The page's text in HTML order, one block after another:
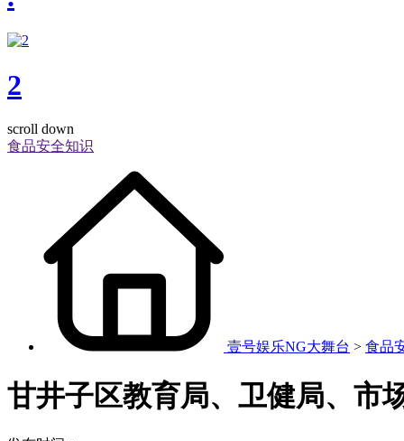
2
scroll down
食品安全知识
壹号娱乐NG大舞台 > 食品
甘井子区教育局、卫健局、市